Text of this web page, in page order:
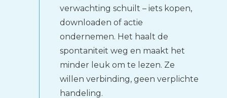
verwachting schuilt – iets kopen,
downloaden of actie
ondernemen. Het haalt de
spontaniteit weg en maakt het
minder leuk om te lezen. Ze
willen verbinding, geen verplichte
handeling.